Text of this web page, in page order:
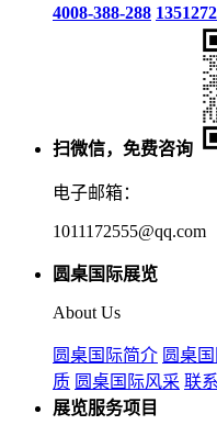
4008-388-288
扫微信，免费咨询
电子邮箱：
1011172555@qq.com
圆桌国际展览
About Us
圆桌国际简介 圆桌
质 圆桌国际风采 联
展览服务项目